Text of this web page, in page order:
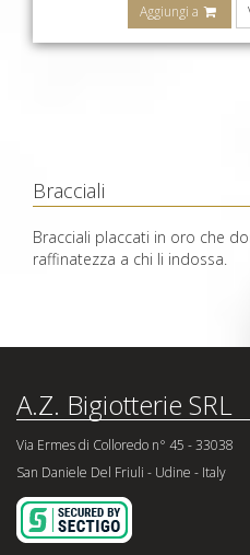
Aggiungi a
Bracciali
Bracciali placcati in oro che
raffinatezza a chi li indossa.
A.Z. Bigiotterie SRL
Via Ermes di Colloredo n° 45 - 33038
San Daniele Del Friuli - Udine - Italy